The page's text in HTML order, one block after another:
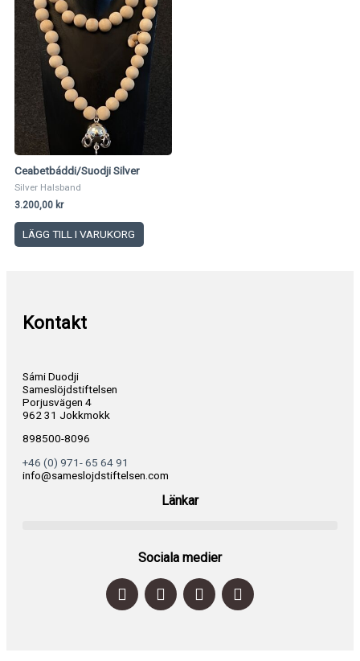
Ceabetbáddi/Suodji Silver
Silver Halsband
3.200,00 kr
LÄGG TILL I VARUKORG
Kontakt
Sámi Duodji
Sameslöjdstiftelsen
Porjusvägen 4
962 31 Jokkmokk
898500-8096
+46 (0) 971- 65 64 91
info@sameslojdstiftelsen.com
Länkar
Sociala medier
F
a
I
n
Y
o
P
i